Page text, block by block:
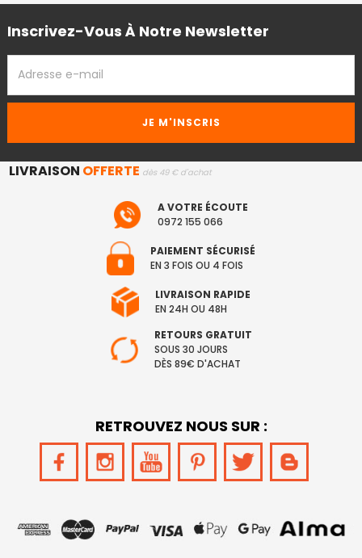
Inscrivez-Vous À Notre Newsletter
EMAIL
LIVRAISON OFFERTE dès 49 € d'achat
A VOTRE ÉCOUTE
0972 155 066
PAIEMENT SÉCURISÉ
EN 3 FOIS OU 4 FOIS
LIVRAISON RAPIDE
EN 24H OU 48H
RETOURS GRATUIT
SOUS 30 JOURS
DÈS 89€ D'ACHAT
RETROUVEZ NOUS SUR :